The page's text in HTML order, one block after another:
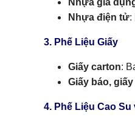
Nhựa gia
Nhựa điện tử:
3. Phế Liệu Giấy
Giấy carton:
Giấy báo,
4. Phế Liệu Cao Su